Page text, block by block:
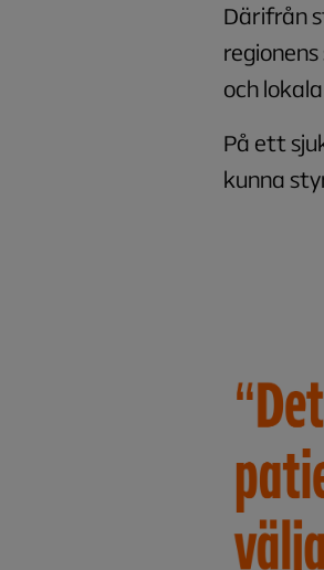
Därifrån
och
På ett
kunna